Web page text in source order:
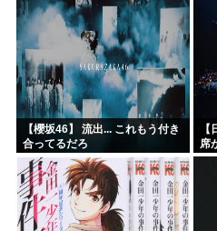
【櫻坂46】 流出... これもう付き
合ってるだろ
席